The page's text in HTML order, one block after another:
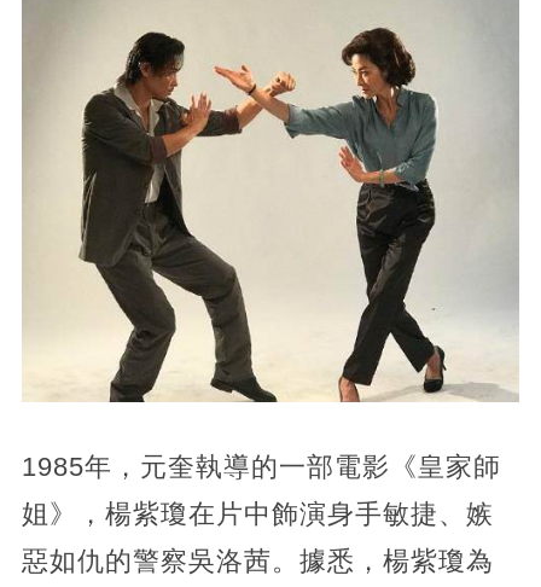
1985年，元奎執導的一部電影《皇家師
姐》，楊紫瓊在片中飾演身手敏捷、嫉
惡如仇的警察吳洛茜。據悉，楊紫瓊為